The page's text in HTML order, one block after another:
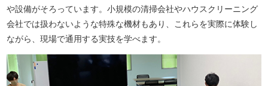
や設備がそろっています。小規模の清掃会社やハウスクリーニング
会社では扱わないような特殊な機材もあり、これらを実際に体験し
ながら、現場で通用する実技を学べます。